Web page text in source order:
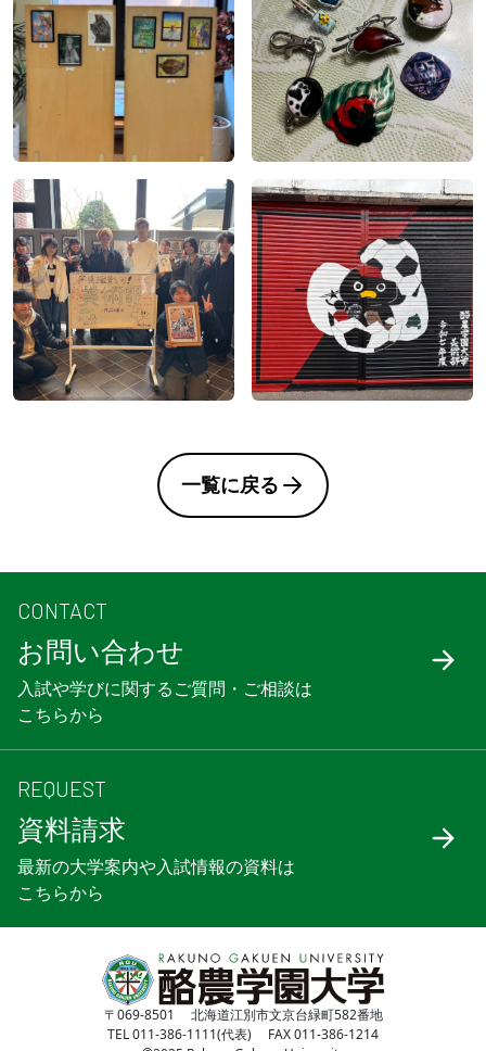
一覧に戻る
CONTACT
お問い合わせ
入試や学びに関するご質問・ご相談は
こちらから
REQUEST
資料請求
最新の大学案内や入試情報の資料は
こちらから
〒069-8501 北海道江別市文京台緑町582番地
TEL 011-386-1111(代表) FAX 011-386-1214